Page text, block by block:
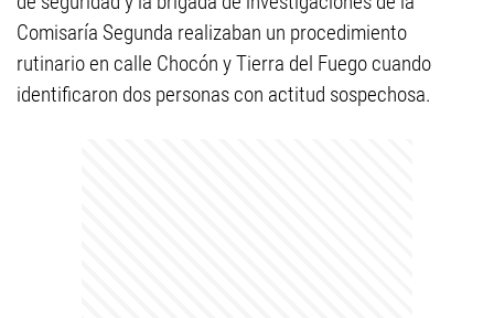
Comisaría Segunda realizaban un procedimiento
rutinario en calle Chocón y Tierra del Fuego cuando
identificaron dos personas con actitud sospechosa.